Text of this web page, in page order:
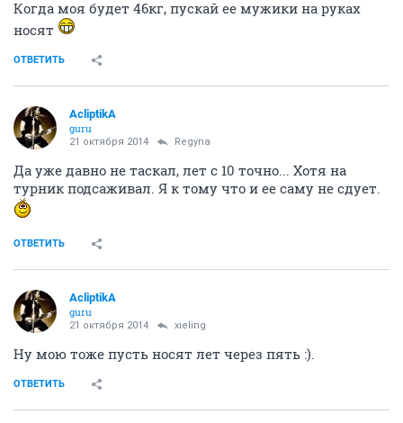
Когда моя будет 46кг, пускай ее мужики на руках
носят
ОТВЕТИТЬ
AcliptikA
guru
21 октября 2014 Regуnа
Да уже давно не таскал, лет с 10 точно... Хотя на
турник подсаживал. Я к тому что и ее саму не сдует.
ОТВЕТИТЬ
AcliptikA
guru
21 октября 2014 xieling
Ну мою тоже пусть носят лет через пять :).
ОТВЕТИТЬ